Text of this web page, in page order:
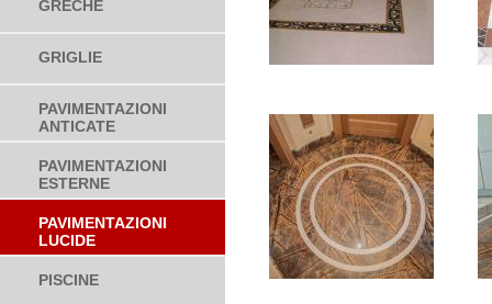
GRECHE
GRIGLIE
PAVIMENTAZIONI
ANTICATE
PAVIMENTAZIONI
ESTERNE
PAVIMENTAZIONI
LUCIDE
PISCINE